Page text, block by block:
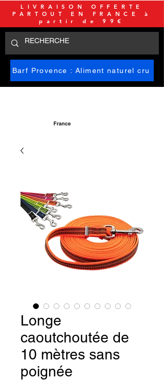
Barf Provence : Aliment naturel cru
LIVRAISON OFFERTE
PARTOUT EN FRANCE à
partir de 99€
Longe
caoutchoutée de
10 mètres sans
poignée